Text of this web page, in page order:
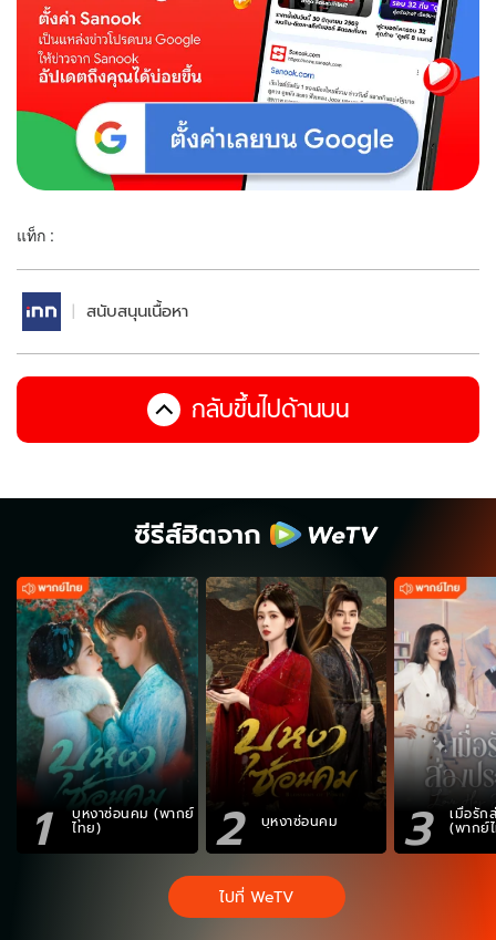
แท็ก :
สนับสนุนเนื้อหา
กลับขึ้นไปด้านบน
ซีรีส์ฮิตจาก
1 บุหงาซ่อนคม (พากย์
ไทย) 2 บุหงาซ่อนคม 3 เมื่อรัก
(พากย์
ไปที่ WeTV